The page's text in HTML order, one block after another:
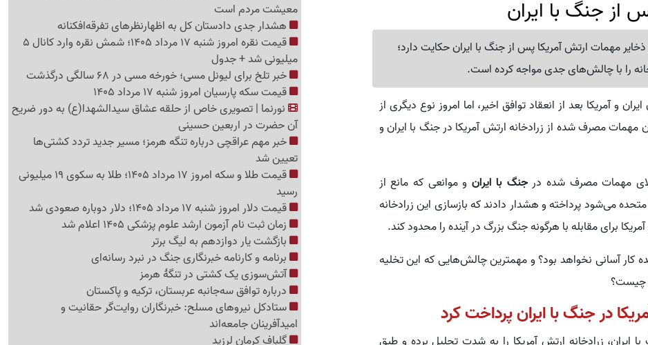
از جنگ با ایران
مهمات ارتش آمریکا پس از جنگ با ایران حکایت دارد؛
را با چالش‌های جدی مواجه کرده است.
و آمریکا بعد از انعقاد توافق اخیر، اما امروز نوع دیگری از
مهمات مصرف شده از زرادخانه ارتش آمریکا در جنگ با ایران و
مهمات مصرف شده درجنگ با ایران و موانعی که مانع از
می‌شود پرداخته و هشدار دادند که بازسازی این زرادخانه
برای مقابله با هرگونه جنگ بزرگ در آینده را محدود کند.
کار آسانی نخواهد بود؟ و مهمترین چالش‌هایی که این تخلیه
چیست؟
در جنگ با ایران پرداخت کرد
معیشت مردم است
هشدار جدی دادستان کل به اظهارنظرهای تفرقه‌افکنانه
قیمت نقره امروز شنبه 17 مرداد 1405؛ شمش نقره وارد کانال 5
میلیونی شد + جدول
خبر تلخ برای لیونل مسی؛ خورخه مسی در 68 سالگی درگذشت
قیمت سکه پارسیان امروز شنبه 17 مرداد 1405
نورنما | تصویری خاص از حلقه عشاق سیدالشهدا(ع) به دور ضریح
آن حضرت در اربعین حسینی
خبر مهم عراقچی درباره تنگه هرمز؛ مسیر جدید تردد کشتی‌ها
تعیین شد
قیمت طلا و سکه امروز 17 مرداد 1405؛ طلا به سکوی 19 میلیونی
رسید
قیمت دلار امروز شنبه 17 مرداد 1405؛ دلار دوباره صعودی شد
زمان ثبت نام آزمون ارشد علوم پزشکی 1405 اعلام شد
بازگشت یار دوازدهم به لیگ برتر
برنامه و کارنامه خبرنگاری جنگ در نبرد رسانه‌ای
آتش‌سوزی یک کشتی در تنگهٔ هرمز
درباره توافق سه‌جانبه عربستان، ترکیه و پاکستان
ستادکل نیروهای مسلح: خبرنگاران روایت‌گر حقانیت و
امیدآفرینان جامعه‌اند
گلباف کرمان لرزید